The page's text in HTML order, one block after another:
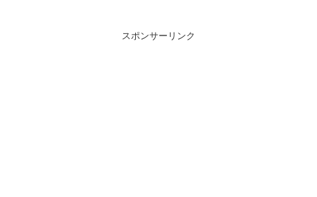
スポンサーリンク